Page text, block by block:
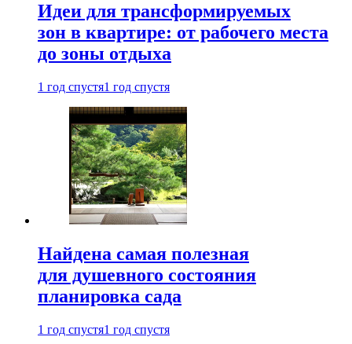
Идеи для трансформируемых
зон в квартире: от рабочего места
до зоны отдыха
1 год спустя1 год спустя
Найдена самая полезная
для душевного состояния
планировка сада
1 год спустя1 год спустя